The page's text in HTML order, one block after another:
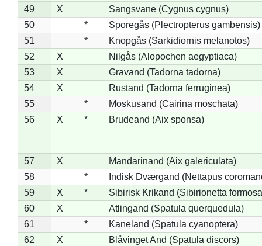
49
X
Sangsvane (Cygnus cygnus)
50
*
Sporegås (Plectropterus gambensis)
51
*
Knopgås (Sarkidiornis melanotos)
52
X
Nilgås (Alopochen aegyptiaca)
53
X
Gravand (Tadorna tadorna)
54
X
Rustand (Tadorna ferruginea)
55
*
Moskusand (Cairina moschata)
56
X * Brudeand (Aix sponsa)
57 X
Mandarinand (Aix galericulata)
58
*
Indisk Dværgand (Nettapus
59
X *
Sibirisk Krikand (Sibirionetta
60
X
Atlingand (Spatula querquedula)
61
*
Kaneland (Spatula cyanoptera)
62
X
Blåvinget And (Spatula discors)